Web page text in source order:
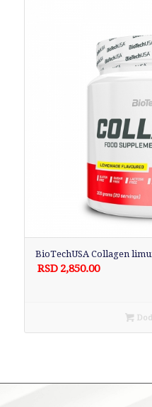
BioTechUSA Collagen
RSD 2,850.00